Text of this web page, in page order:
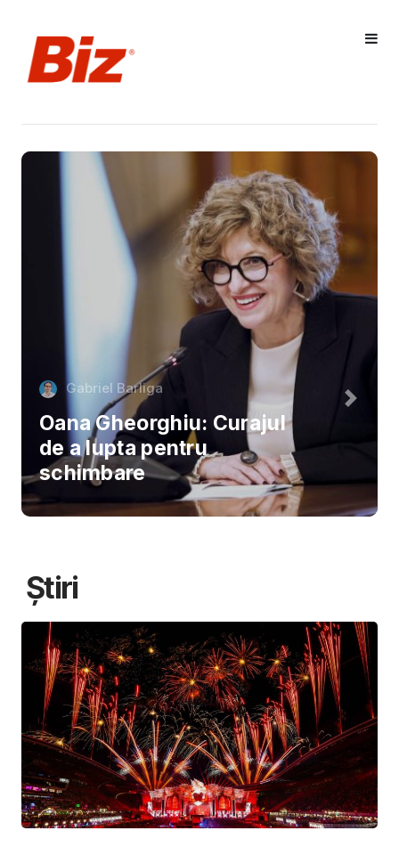
Gabriel Barliga
Oana Gheorghiu: Curajul
de a lupta pentru
schimbare
Știri